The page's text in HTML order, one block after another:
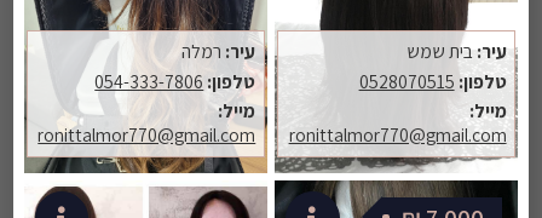
שליחת הערה למפרסמת
עיר:בית שמש
טלפון: 0528070515
מייל:
ronittalmor770@gmail.com
עיר: רמלה
טלפון: 054-333-7806
מייל:
ronittalmor770@gmail.com